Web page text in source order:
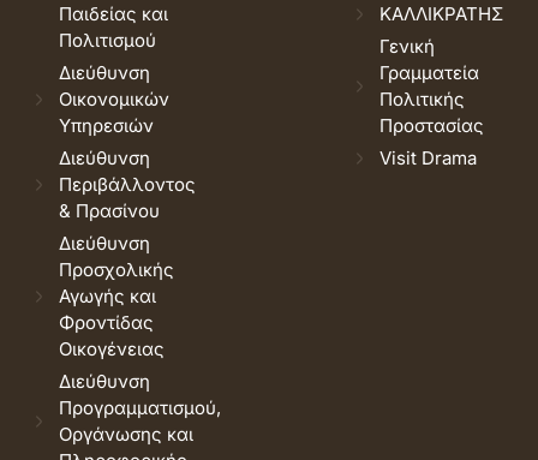
Παιδείας και
Πολιτισμού
Διεύθυνση
Οικονομικών
Υπηρεσιών
Διεύθυνση
Περιβάλλοντος
& Πρασίνου
Διεύθυνση
Προσχολικής
Αγωγής και
Φροντίδας
Οικογένειας
Διεύθυνση
Προγραμματισμού,
Οργάνωσης και
ΚΑΛΛΙΚΡΑΤΗΣ
Γενική
Γραμματεία
Πολιτικής
Προστασίας
Visit Drama